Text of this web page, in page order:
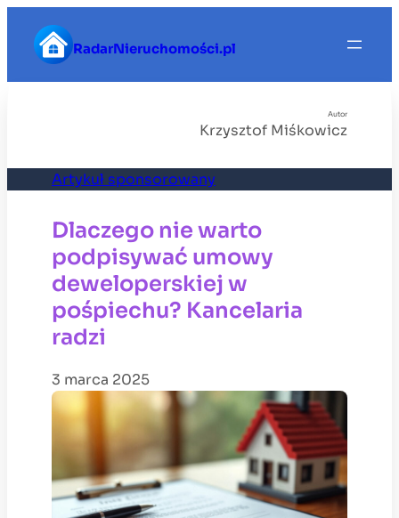
treści
RadarNieruchomości.pl
Autor
Krzysztof Miśkowicz
Artykuł sponsorowany
Dlaczego nie warto
podpisywać umowy
deweloperskiej w
pośpiechu? Kancelaria
radzi
3 marca 2025